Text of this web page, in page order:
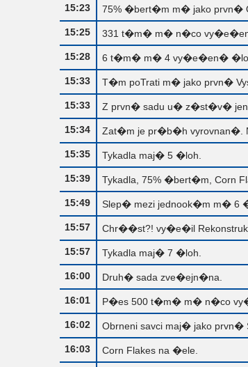
15:23 75% �bert�m m� jako prvn�
15:25 331 t�m� m� n�co
15:28 6 t�m� m� 4 vy�e�en�
15:33 T�m poTrati m� jako prvn�
15:33 Z prvn� sadu u� z�st�v� jen
15:34 Zat�m je pr�b�h
15:35 Tykadla maj� 5 �loh.
15:39 Tykadla, 75% �bert�m, Corn
15:49 Slep� mezi jednook�m m� 6
15:57 Chr��st?! vy�e�il
15:57 Tykadla maj� 7 �loh.
16:00 Druh� sada zve�ejn�na.
16:01 P�es 500 t�m� m� n�co
16:02 Obrneni savci maj� jako prvn�
16:03 Corn Flakes na �ele.